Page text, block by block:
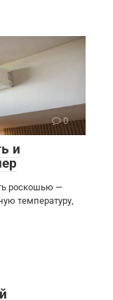
0
и
роскошью —
температуру,